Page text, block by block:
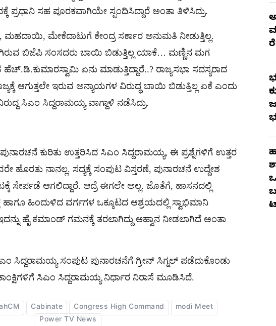
ಸಹ ಪೂರಕವಾಗಿಯೇ ಸ್ಪಂದಿಸಿದ್ದಾರೆ ಅಂತಾ ತಿಳಿಸಿದ್ರು.
ಮಹದಾಯಿ, ಮೇಕೆದಾಟುಗೆ ಕೇಂದ್ರ ಸರ್ಕಾರ ಅನುಮತಿ ನೀಡುತ್ತಿಲ್ಲ.
ಬಿಜೆಪಿ ಸಂಸದರು ಬಾಯಿ ಬಿಡುತ್ತಿಲ್ಲ ಯಾಕೆ… ಮಣ್ಣಿನ ಮಗ
ಏನು ಮಾಡುತ್ತಿದ್ದಾರೆ..? ರಾಜ್ಯಸಭಾ ಸದಸ್ಯರಾದ
ಆಗುತ್ತಲೇ ಇರುವ ಅನ್ಯಾಯಗಳ ವಿರುದ್ಧ ಬಾಯಿ ಬಿಡುತ್ತಿಲ್ಲ ಏಕೆ ಎಂದು
ಸಿಎಂ ಸಿದ್ದರಾಮಯ್ಯ ವಾಗ್ದಾಳಿ ನಡೆಸಿದ್ರು.
ಕುರಿತು ಉತ್ತರಿಸಿದ ಸಿಎಂ ಸಿದ್ದರಾಮಯ್ಯ, ಈ ಪ್ರಶ್ನೆಗಳಿಗೆ ಉತ್ತರ
ಹೊರತು ನಾನಲ್ಲ. ಸದ್ಯಕ್ಕೆ ಸಂಪುಟ ವಿಸ್ತರಣೆ, ಪುನಾರಚನೆ ಉದ್ದೇಶ
ಸೇರ್ಪಡೆ ಆಗಲಿದ್ದಾರೆ. ಆದ್ರೆ ಈಗಲೇ ಅಲ್ಲ. ಜೊತೆಗೆ, ಹಾಸನದಲ್ಲಿ
ಹಾಗೂ ಹಿಂದುಳಿದ ವರ್ಗಗಳ ಒಕ್ಕೂಟದ ಆಶ್ರಯದಲ್ಲಿ ಸ್ವಾಭಿಮಾನಿ
ಹೈ ಕಮಾಂಡ್ ಗಮನಕ್ಕೆ ತರಲಾಗಿದ್ದು ಆಹ್ವಾನ ನೀಡಲಾಗಿದೆ ಅಂತಾ
ಸಿದ್ದರಾಮಯ್ಯ ಸಂಪುಟ ಪುನಾರಚನೆಗೆ ಗ್ರೀನ್ ಸಿಗ್ನಲ್ ಪಡೆದುಕೊಂಡು
ಸಿಎಂ ಸಿದ್ದರಾಮಯ್ಯ ನಿರ್ಧಾರ ನಿರಾಸೆ ಮೂಡಿಸಿದೆ.
Cabinate Congress High Command
modi Meet
Power TV News